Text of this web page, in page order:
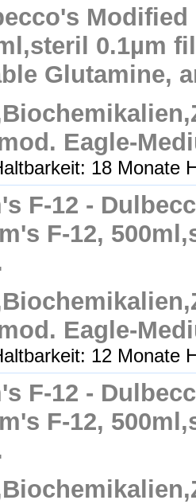
Modified
0.1µm
Glutamine,
Eagle-
18 Monate
F-12 -
F-12,
Eagle-
12 Monate
F-12 -
F-12,